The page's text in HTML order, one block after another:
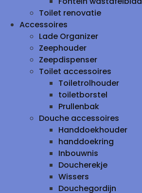
Toilet renovatie
Accessoires
Lade Organizer
Zeephouder
Zeepdispenser
Toilet accessoires
Toiletrolhouder
toiletborstel
Prullenbak
Douche accessoires
Handdoekhouder
handdoekring
Inbouwnis
Doucherekje
Wissers
Douchegordijn